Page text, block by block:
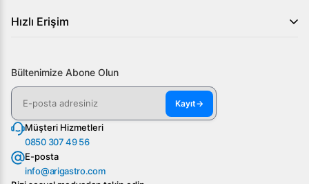
Hızlı Erişim
Bültenimize Abone Olun
Kayıt→
Müşteri Hizmetleri
0850 307 49 56
E-posta
info@arigastro.com